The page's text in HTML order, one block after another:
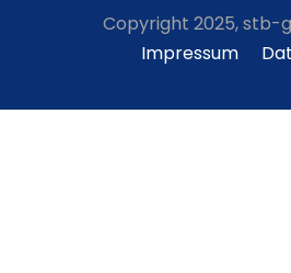
Copyright 2025, stb-
Impressum